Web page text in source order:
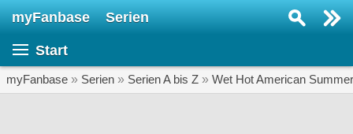
myFanbase Serien
Start
myFanbase » Serien » Serien A bis Z » Wet Hot American
SERIEN